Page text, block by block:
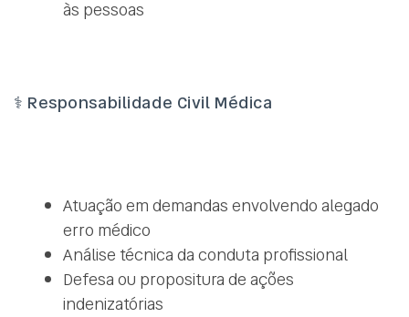
às pessoas
⚕️ Responsabilidade Civil Médica
Atuação em demandas envolvendo alegado
erro médico
Análise técnica da conduta profissional
Defesa ou propositura de ações
indenizatórias